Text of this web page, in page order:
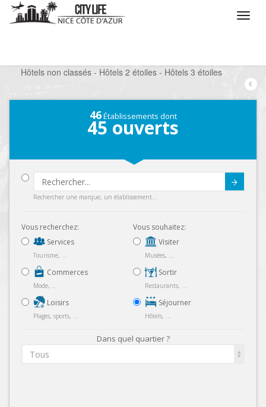
Hôtels non classés - Hôtels 2 étoiles - Hôtels 3 étoiles
46Établissements dont
45 ouverts
Rechercher une marque, un établissement...
Vous recherchez:
Services
Tourisme, ...
Commerces
Mode, ...
Loisirs
Plages, sports, ...
Vous souhaitez:
Visiter
Musées, ...
Sortir
Restaurants, ...
Séjourner
Hôtels, ...
Dans quel quartier ?
Tous